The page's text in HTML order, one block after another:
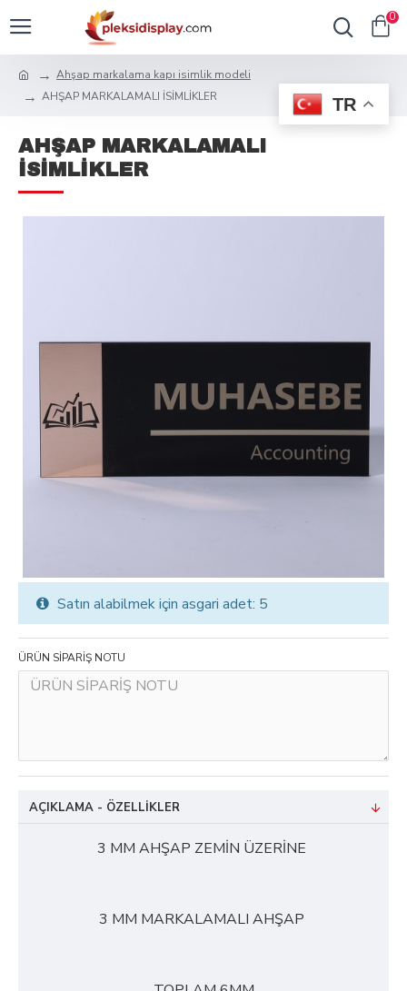
TR
0
Ahşap markalama kapı isimlik modeli
AHŞAP MARKALAMALI İSİMLİKLER
AHŞAP MARKALAMALI
İSİMLİKLER
ÜRÜN SİPARİŞ NOTU
Satın alabilmek için asgari adet: 5
AÇIKLAMA - ÖZELLIKLER
3 MM AHŞAP ZEMİN ÜZERİNE
3 MM MARKALAMALI AHŞAP